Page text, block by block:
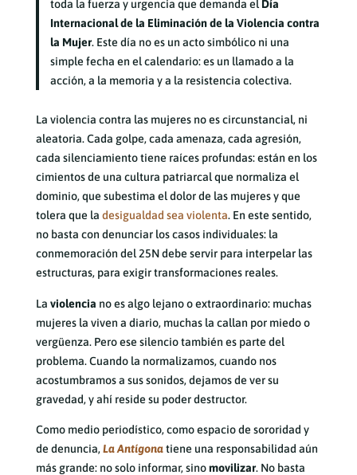
toda la fuerza y urgencia que demanda el Día
Internacional de la Eliminación de la Violencia contra
la Mujer. Este día no es un acto simbólico ni una
simple fecha en el calendario: es un llamado a la
acción, a la memoria y a la resistencia colectiva.
La violencia contra las mujeres no es circunstancial, ni
aleatoria. Cada golpe, cada amenaza, cada agresión,
cada silenciamiento tiene raíces profundas: están en los
cimientos de una cultura patriarcal que normaliza el
dominio, que subestima el dolor de las mujeres y que
tolera que la desigualdad sea violenta. En este sentido,
no basta con denunciar los casos individuales: la
conmemoración del 25N debe servir para interpelar las
estructuras, para exigir transformaciones reales.
La violencia no es algo lejano o extraordinario: muchas
mujeres la viven a diario, muchas la callan por miedo o
vergüenza. Pero ese silencio también es parte del
problema. Cuando la normalizamos, cuando nos
acostumbramos a sus sonidos, dejamos de ver su
gravedad, y ahí reside su poder destructor.
Como medio periodístico, como espacio de sororidad y
de denuncia,La Antígonatiene una responsabilidad aún
más grande: no solo informar, sinomovilizar. No basta